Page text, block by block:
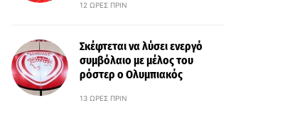
12 ΏΡΕΣ ΠΡΙΝ
Σκέφτεται να λύσει ενεργό
συμβόλαιο με μέλος του
ρόστερ ο Ολυμπιακός
13 ΏΡΕΣ ΠΡΙΝ